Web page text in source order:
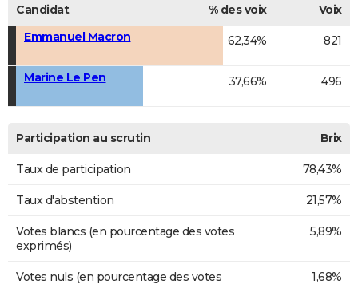
Candidat % des voix
Voix
Emmanuel Macron
62,34% 821
Marine Le Pen 37,66% 496
Participation au scrutin Brix
Taux de participation 78,43%
Taux d'abstention 21,57%
Votes blancs (en pourcentage des votes
exprimés)
5,89%
Votes nuls (en pourcentage des votes
1,68%